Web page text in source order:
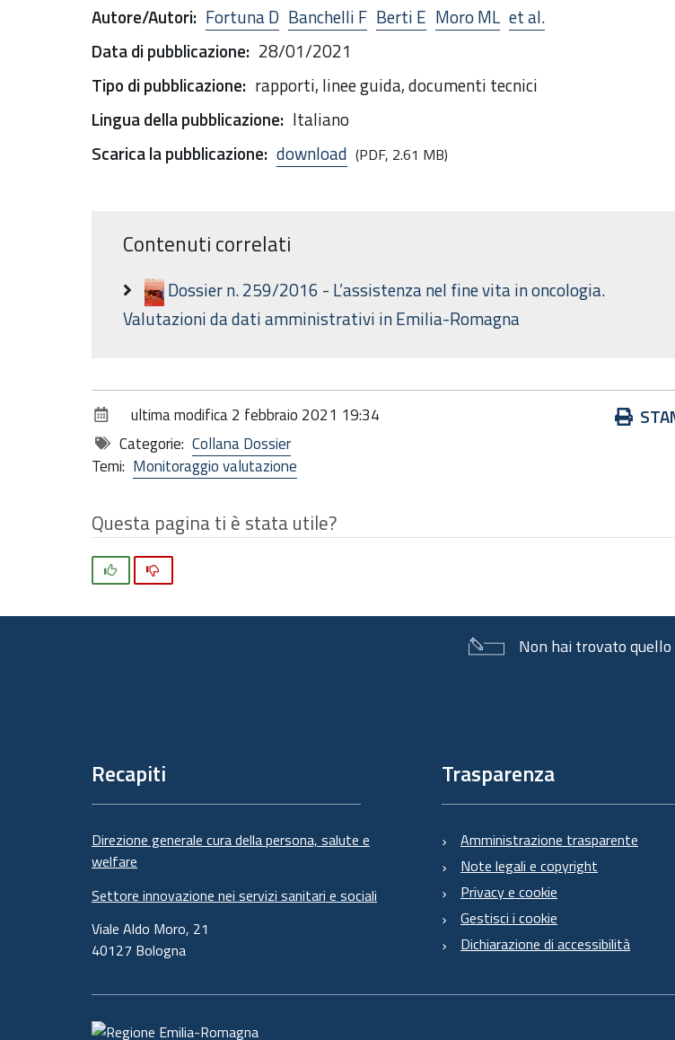
Autore/Autori: Fortuna D Banchelli F Berti E Moro ML et al.
Data di pubblicazione: 28/01/2021
Tipo di pubblicazione: rapporti, linee guida, documenti tecnici
Lingua della pubblicazione: Italiano
Scarica la pubblicazione: download (PDF, 2.61 MB)
Contenuti correlati
Dossier n. 259/2016 - L’assistenza nel fine vita in oncologia.
Valutazioni da dati amministrativi in Emilia-Romagna
Azioni
ultima modifica2 febbraio 2021 19:34
Categorie: Collana Dossier
Temi: Monitoraggio valutazione
Questa pagina ti è stata utile?
Non hai trovato quello
Recapiti
Direzione generale cura della persona, salute e
welfare
Settore innovazione nei servizi sanitari e sociali
Viale Aldo Moro, 21
40127 Bologna
Trasparenza
Amministrazione trasparente
Note legali e copyright
Privacy e cookie
Gestisci i cookie
Dichiarazione di accessibilità